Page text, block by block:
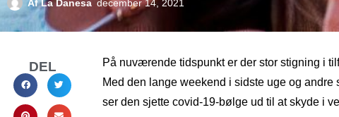
AfLa Danesa december 14, 2021
DEL
På nuværende tidspunkt er der stor stigning i
Med den lange weekend i sidste uge og
ser den sjette covid-19-bølge ud til at skyde i